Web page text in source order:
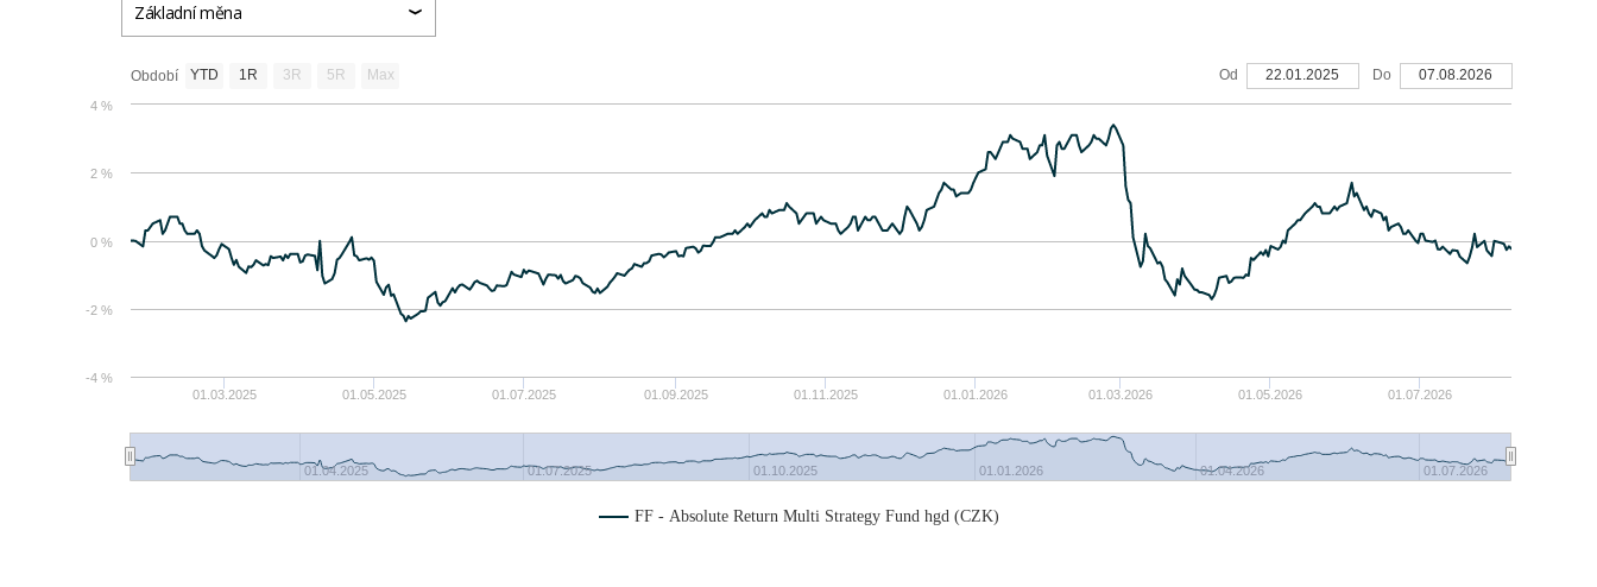
Základní měna
01.03.2025 01.05.2025 01.07.2025 01.09.2025 01.11.2025 01.01.2026 01.03.2026 01.05.2026 01.07.2026
01.04.2025 01.07.2025 01.10.2025 01.01.2026 01.04.2026 01.07.2026
-2 %
0 %
2 %
4 %
-4 %
Období YTD 1R 3R 5R Max Od 22.01.2025 Do 07.08.2026
FF - Absolute Return Multi Strategy Fund hgd (CZK)